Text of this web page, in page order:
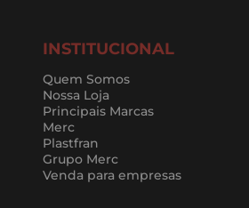
INSTITUCIONAL
Quem Somos
Nossa Loja
Principais Marcas
Merc
Plastfran
Grupo Merc
Venda para empresas